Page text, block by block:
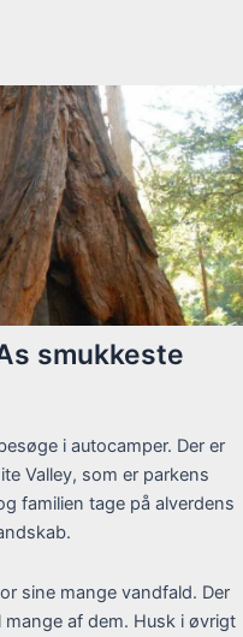
smukkeste
i autocamper. Der er
Valley, som er parkens
familien tage på alverdens
sine mange vandfald. Der
af dem. Husk i øvrigt